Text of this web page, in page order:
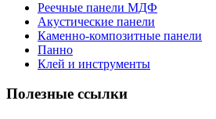
Реечные панели МДФ
Акустические панели
Каменно-композитные панели
Панно
Клей и инструменты
Полезные ссылки